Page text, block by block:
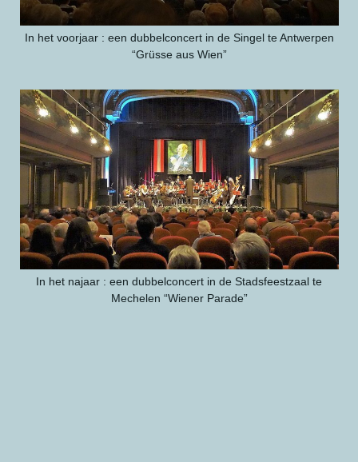
In het voorjaar : een dubbelconcert in de Singel te Antwerpen
“Grüsse aus Wien”
In het najaar : een dubbelconcert in de Stadsfeestzaal te
Mechelen “Wiener Parade”